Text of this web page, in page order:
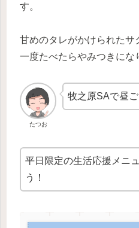
す。
甘めのタレがかけられたサ
一度たべたらやみつきにな
たつお
牧之原SAで昼
平日限定の生活応援メニ
う！